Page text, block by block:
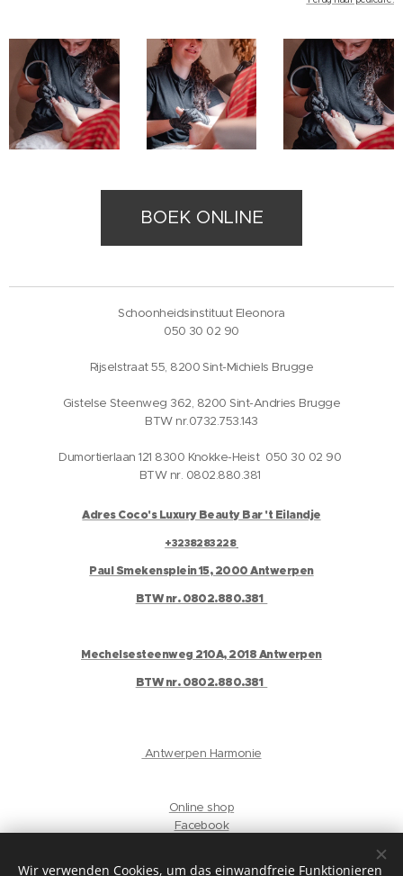
BOEK ONLINE
Schoonheidsinstituut Eleonora
050 30 02 90
Rijselstraat 55, 8200 Sint-Michiels Brugge
Gistelse Steenweg 362, 8200 Sint-Andries Brugge
BTW nr.0732.753.143
Dumortierlaan 121 8300 Knokke-Heist 050 30 02 90
BTW nr. 0802.880.381
Adres Coco's Luxury Beauty Bar 't Eilandje
+3238283228
Paul Smekensplein 15, 2000 Antwerpen
BTW nr. 0802.880.381
Mechelsesteenweg 210A, 2018 Antwerpen
BTW nr. 0802.880.381
Antwerpen Harmonie
Online shop
Facebook
Wir verwenden Cookies, um das einwandfreie Funktionieren